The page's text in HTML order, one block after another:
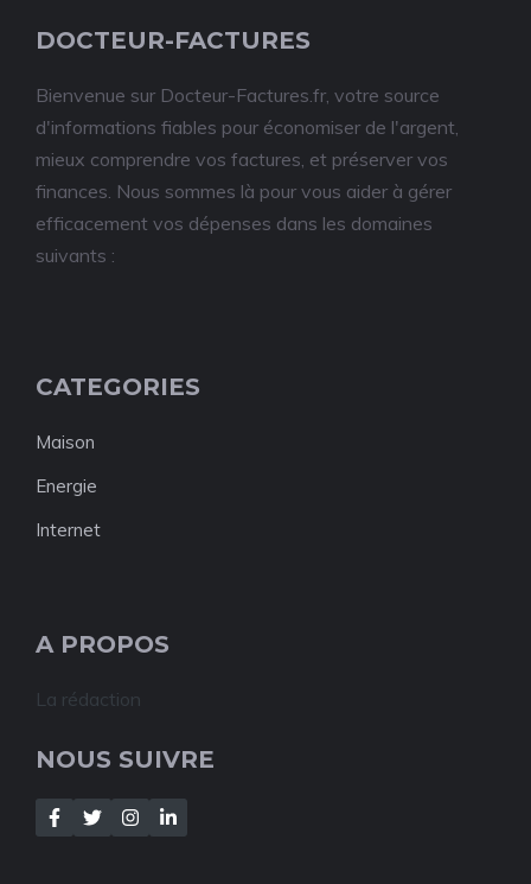
DOCTEUR-FACTURES
Bienvenue sur Docteur-Factures.fr, votre source
d'informations fiables pour économiser de l'argent,
mieux comprendre vos factures, et préserver vos
finances. Nous sommes là pour vous aider à gérer
efficacement vos dépenses dans les domaines
suivants :
CATEGORIES
Maison
Energie
Internet
A PROPOS
La rédaction
NOUS SUIVRE